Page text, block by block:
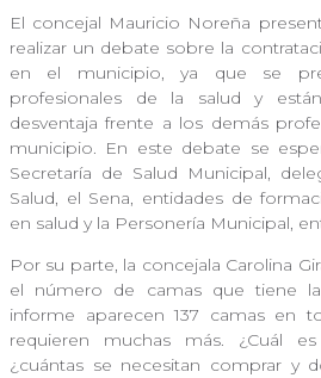
El concejal Mauricio Noreña
realizar un debate sobre la
en el municipio, ya que se
profesionales de la salud y
desventaja frente a los demás
municipio. En este debate se
Secretaría de Salud Municipal,
Salud, el Sena, entidades de
en salud y la Personería Municipal,
Por su parte, la concejala Carolina
el número de camas que tiene
informe aparecen 137 camas en
requieren muchas más. ¿Cuál
¿cuántas se necesitan comprar y